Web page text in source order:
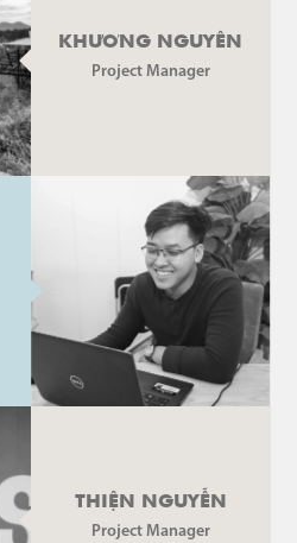
KHƯƠNG NGUYÊN
Project Manager
THIỆN NGUYỄN
Project Manager